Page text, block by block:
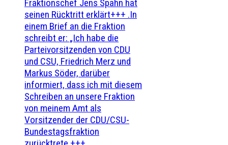
Fraktionschef Jens Spahn hat
seinen Rücktritt erklärt+++ .In
einem Brief an die Fraktion
schreibt er: „Ich habe die
Parteivorsitzenden von CDU
und CSU, Friedrich Merz und
Markus Söder, darüber
informiert, dass ich mit diesem
Schreiben an unsere Fraktion
von meinem Amt als
Vorsitzender der CDU/CSU-
Bundestagsfraktion